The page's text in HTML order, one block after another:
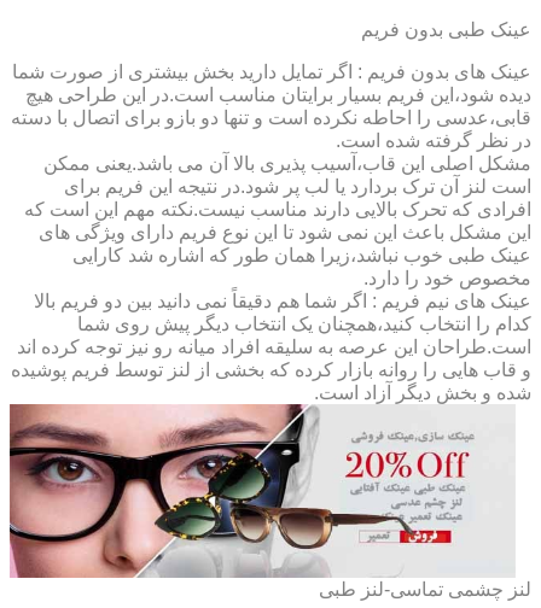
عینک طبی بدون فریم
عینک های بدون فریم : اگر تمایل دارید بخش بیشتری از صورت شما
دیده شود،این فریم بسیار برایتان مناسب است.در این طراحی هیچ
قابی،عدسی را احاطه نکرده است و تنها دو بازو برای اتصال با دسته
در نظر گرفته شده است.
مشکل اصلی این قاب،آسیب پذیری بالا آن می باشد.یعنی ممکن
است لنز آن ترک بردارد یا لب پر شود.در نتیجه این فریم برای
افرادی که تحرک بالایی دارند مناسب نیست.نکته مهم این است که
این مشکل باعث این نمی شود تا این نوع فریم دارای ویژگی های
عینک طبی خوب نباشد،زیرا همان طور که اشاره شد کارایی
مخصوص خود را دارد.
عینک های نیم فریم : اگر شما هم دقیقاً نمی دانید بین دو فریم بالا
کدام را انتخاب کنید،همچنان یک انتخاب دیگر پیش روی شما
است.طراحان این عرصه به سلیقه افراد میانه رو نیز توجه کرده اند
و قاب هایی را روانه بازار کرده که بخشی از لنز توسط فریم پوشیده
شده و بخش دیگر آزاد است.
لنز چشمی تماسی-لنز طبی